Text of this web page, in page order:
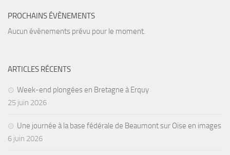
Formations
Photo
Vidéo
Peinture
NAGE
NAP / NEV
PROCHAINS ÉVÈNEMENTS
Aucun évènements prévu pour le moment.
ARTICLES RÉCENTS
Week-end plongées en Bretagne à Erquy
25 juin 2026
Une journée à la base fédérale de Beaumont sur Oise en images
6 juin 2026